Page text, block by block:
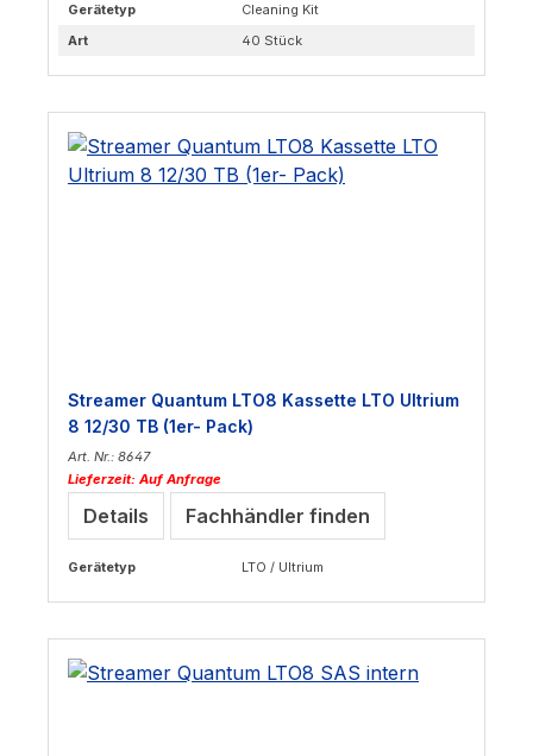
Gerätetyp
Cleaning Kit
Art
40 Stück
Streamer Quantum LTO8 Kassette LTO Ultrium
8 12/30 TB (1er- Pack)
Art. Nr.: 8647
Lieferzeit: Auf Anfrage
Details Fachhändler finden
Gerätetyp LTO / Ultrium